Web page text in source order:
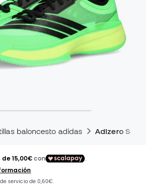
baloncesto adidas Adizero